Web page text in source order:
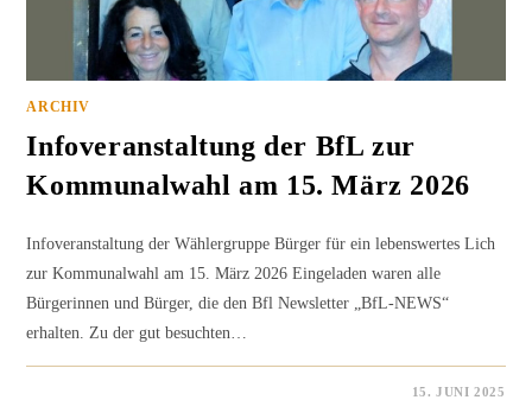
ARCHIV
Infoveranstaltung der BfL zur
Kommunalwahl am 15. März 2026
Infoveranstaltung der Wählergruppe Bürger für ein lebenswertes Lich
zur Kommunalwahl am 15. März 2026 Eingeladen waren alle
Bürgerinnen und Bürger, die den Bfl Newsletter „BfL-NEWS“
erhalten. Zu der gut besuchten…
15. JUNI 2025